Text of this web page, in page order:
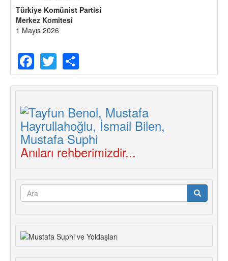
Türkiye Komünist Partisi
Merkez Komitesi
1 Mayıs 2026
Facebook
Twitter
Anıları rehberimizdir...
Arama